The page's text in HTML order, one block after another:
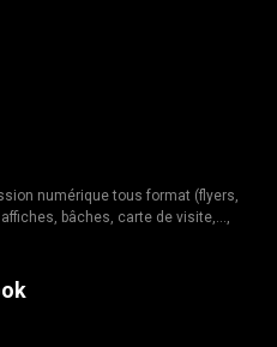
numérique tous format (flyers,
bâches, carte de visite,…,